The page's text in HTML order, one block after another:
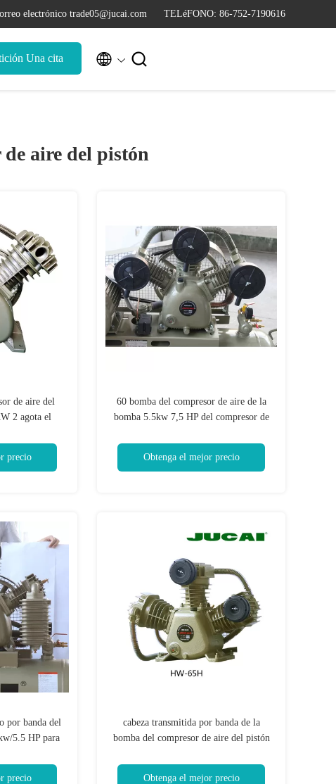
electrónico trade05@jucai.com TELéFONO: 86-752-7190616
Una cita  
aire del pistón
de aire del
2 agota el
precio
60 bomba del compresor de aire de la
bomba 5.5kw 7,5 HP del compresor de
Obtenga el mejor precio
por banda del
5.5 HP para
precio
cabeza transmitida por banda de la
bomba del compresor de aire del pistón
Obtenga el mejor precio